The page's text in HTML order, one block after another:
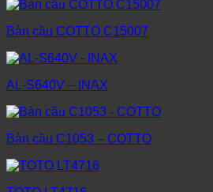
Bàn cầu COTTO C15007
AL-S640V – INAX
Bàn cầu C1053 – COTTO